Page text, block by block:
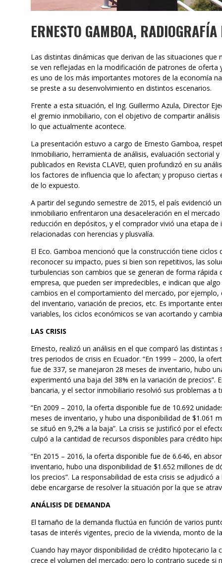
ERNESTO GAMBOA,
Las distintas dinámicas que derivan de las situaciones
se ven reflejadas en la modificación de patrones de
es uno de los más importantes motores de la economía
se preste a su desenvolvimiento en distintos escenarios.
Frente a esta situación, el Ing. Guillermo Azula, Director
el gremio inmobiliario, con el objetivo de compartir
lo que actualmente acontece.
La presentación estuvo a cargo de Ernesto Gamboa,
Inmobiliario, herramienta de análisis, evaluación sectorial
publicados en Revista CLAVE!, quien profundizó en su
los factores de influencia que lo afectan; y propuso
de lo expuesto.
A partir del segundo semestre de 2015, el país evidenció
inmobiliario enfrentaron una desaceleración en el
reducción en depósitos, y el comprador vivió una etapa
relacionadas con herencias y plusvalía.
El Eco. Gamboa mencionó que la construcción tiene
reconocer su impacto, pues si bien son repetitivos, las
turbulencias son cambios que se generan de forma
empresa, que pueden ser impredecibles, e indican que
cambios en el comportamiento del mercado, por
del inventario, variación de precios, etc. Es importante
variables, los ciclos económicos se van acortando y
LAS CRISIS
Ernesto, realizó un análisis en el que comparó las
tres periodos de crisis en Ecuador. “En 1999 – 2000, la
fue de 337, se manejaron 28 meses de inventario, hubo
experimentó una baja del 38% en la variación de
bancaria, y el sector inmobiliario resolvió sus problemas a
“En 2009 – 2010, la oferta disponible fue de 10.692
meses de inventario, y hubo una disponibilidad de $1.061
se situó en 9,2% a la baja”. La crisis se justificó por el
culpó a la cantidad de recursos disponibles para crédito
“En 2015 – 2016, la oferta disponible fue de 6.646, en
inventario, hubo una disponibilidad de $1.652 millones de
los precios”. La responsabilidad de esta crisis se adjudicó
debe encargarse de resolver la situación por la que se
ANÁLISIS DE DEMANDA
El tamaño de la demanda fluctúa en función de varios
tasas de interés vigentes, precio de la vivienda, monto de
Cuando hay mayor disponibilidad de crédito hipotecario la
crece el volumen del mercado; pero lo contrario sucede